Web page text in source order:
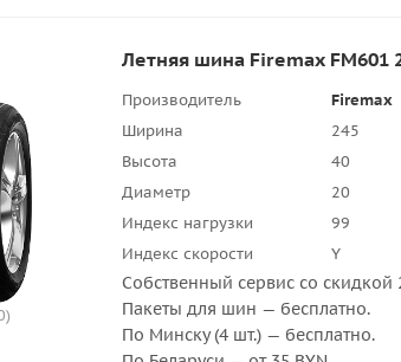
Летняя шина Firemax FM601
Производитель
Firemax
Ширина
245
Высота
40
Диаметр
20
Индекс нагрузки
99
Индекс скорости
Y
Собственный сервис со скидкой
Пакеты для шин — бесплатно.
По Минску (4 шт.) — бесплатно.